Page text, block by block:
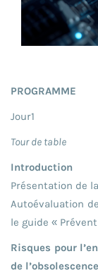
PROGRAMME
Jour1
Tour de table
Introduction
Présentation de
Autoévaluation
le guide «
Risques pour
de l’obsolescence